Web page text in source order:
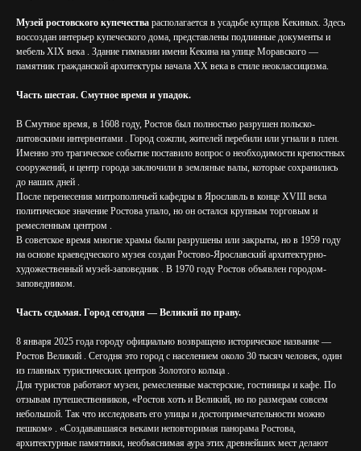
Музей ростовского купечества располагается в усадьбе купцов Кекиных. Здесь
воссоздан интерьер купеческого дома, представлены подлинные документы и
мебель XIX века . Здание гимназии имени Кекина на улице Моравского —
памятник гражданской архитектуры начала XX века в стиле неоклассицизма.
Часть шестая. Смутное время и упадок.
В Смутное время, в 1608 году, Ростов был полностью разрушен польско-
литовскими интервентами . Город сожгли, жителей перебили или угнали в плен.
Именно это трагическое событие поставило вопрос о необходимости крепостных
сооружений, и центр города заключили в земляные валы, которые сохранились
до наших дней .
После перенесения митрополичьей кафедры в Ярославль в конце XVIII века
политическое значение Ростова упало, но он остался крупным торговым и
ремесленным центром .
В советское время многие храмы были разрушены или закрыты, но в 1959 году
на основе краеведческого музея создан Ростово-Ярославский архитектурно-
художественный музей-заповедник . В 1970 году Ростов объявлен городом-
заповедником.
Часть седьмая. Город сегодня — Великий по праву.
8 января 2025 года городу официально возвращено историческое название —
Ростов Великий . Сегодня это город с населением около 30 тысяч человек, один
из главных туристических центров Золотого кольца .
Для туристов работают музеи, ремесленные мастерские, гостиницы и кафе. По
отзывам путешественников, «Ростов хоть и Великий, но по размерам совсем
небольшой. Так что исследовать его улицы и достопримечательности можно
пешком» . «Создававшаяся веками неповторимая панорама Ростова,
архитектурные памятники, необъяснимая аура этих древнейших мест делают